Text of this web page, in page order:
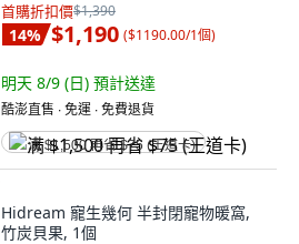
首購折扣價$1,390
14% $1,190 ($1190.00/1個)
明天 8/9 (日) 預計送達
酷澎直售 ∙ 免運 ∙ 免費退貨
满 $1,500 再省 $75 (王道卡)
Hidream 寵生幾何 半封閉寵物暖窩,
竹炭貝果, 1個